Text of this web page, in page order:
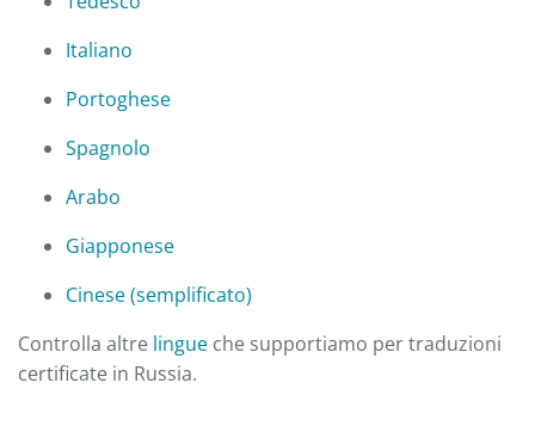
Italiano
Portoghese
Spagnolo
Arabo
Giapponese
Cinese (semplificato)
Controlla altre lingue che supportiamo per traduzioni
certificate in Russia.